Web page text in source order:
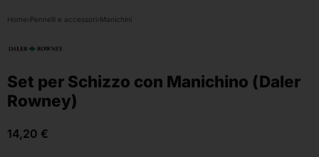
Home›Pennelli e accessori›Manichini
Set per Schizzo con Manichino (Daler
Rowney)
14,20 €